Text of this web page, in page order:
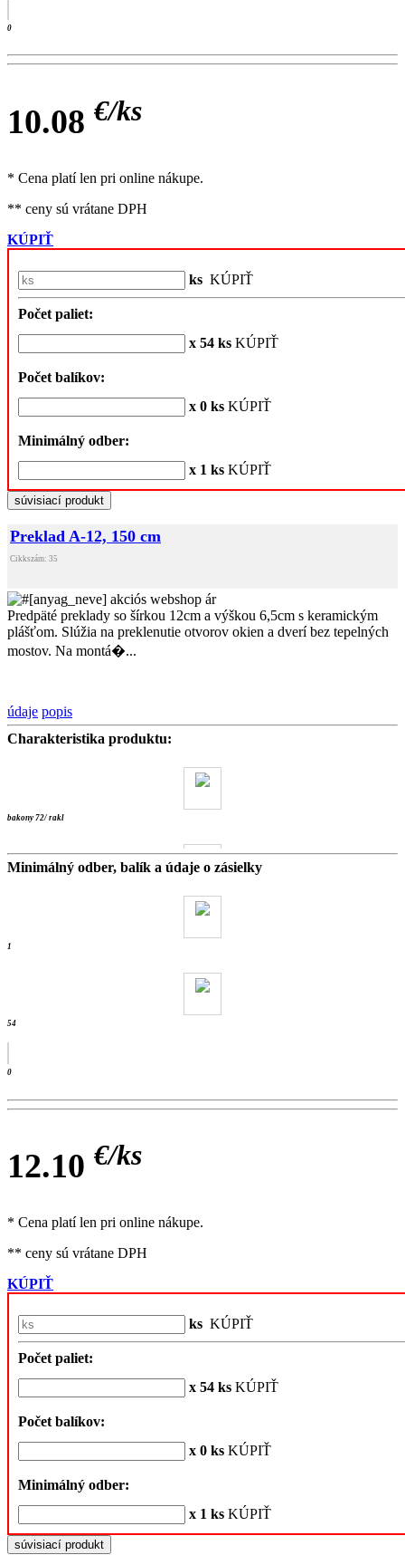
0
10.08 €/ks
* Cena platí len pri online nákupe.
** ceny sú vrátane DPH
KÚPIŤ
ks KÚPIŤ
Počet paliet:
x 54 ks KÚPIŤ
Počet balíkov:
x 0 ks KÚPIŤ
Minimálný odber:
x 1 ks KÚPIŤ
súvisiací produkt
Preklad A-12, 150 cm
Cikkszám: 35
Predpäté preklady so šírkou 12cm a výškou 6,5cm s keramickým
plášťom. Slúžia na preklenutie otvorov okien a dverí bez tepelných
mostov. Na montá�...
údaje popis
Charakteristika produktu:
bakony 72/ rakl
- ks / wienerb
Minimálný odber, balík a údaje o zásielky
1
54
0
12.10 €/ks
* Cena platí len pri online nákupe.
** ceny sú vrátane DPH
KÚPIŤ
ks KÚPIŤ
Počet paliet:
x 54 ks KÚPIŤ
Počet balíkov:
x 0 ks KÚPIŤ
Minimálný odber:
x 1 ks KÚPIŤ
súvisiací produkt